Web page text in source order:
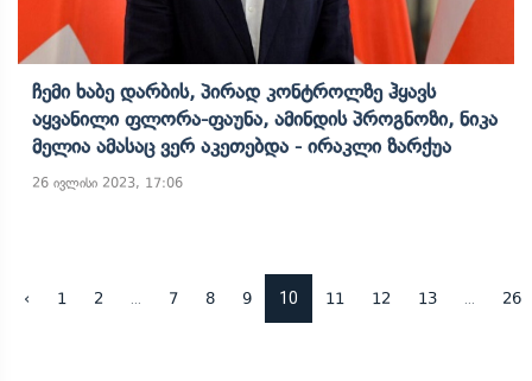
Ჩემი Ხაბე Დარბის, Პირად Კონტროლზე Ჰყავს
Აყვანილი Ფლორა-Ფაუნა, Ამინდის Პროგნოზი, Ნიკა
Მელია Ამასაც Ვერ Აკეთებდა - Ირაკლი Ზარქუა
26 ივლისი 2023, 17:06
‹ 1 2 7 8 9 10 11 12 13 26